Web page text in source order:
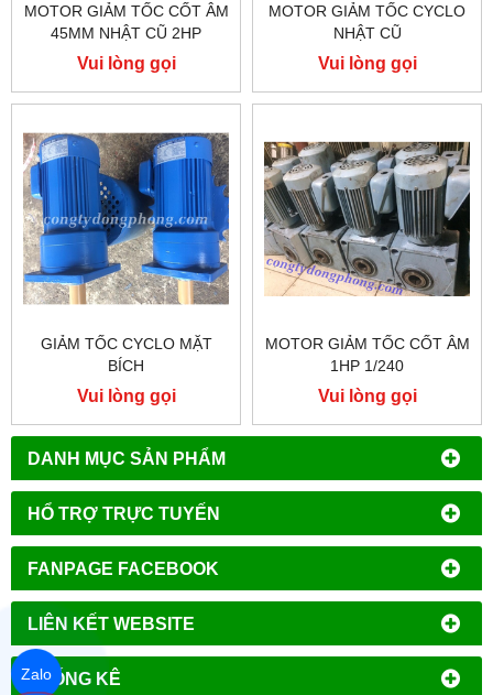
DANH MỤC SẢN PHẨM
HỔ TRỢ TRỰC TUYẾN
FANPAGE FACEBOOK
LIÊN KẾT WEBSITE
THỐNG KÊ
MOTOR GIẢM TỐC CỐT ÂM
45MM NHẬT CŨ 2HP
Vui lòng gọi
MOTOR GIẢM TỐC CYCLO
NHẬT CŨ
Vui lòng gọi
GIẢM TỐC CYCLO MẶT
BÍCH
Vui lòng gọi
MOTOR GIẢM TỐC CỐT ÂM
1HP 1/240
Vui lòng gọi
Zalo